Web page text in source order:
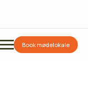
Book mødelokale